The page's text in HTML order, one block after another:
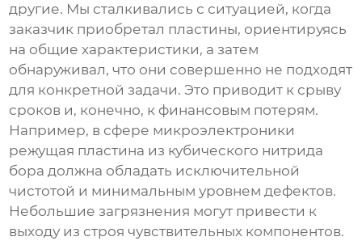
другие. Мы сталкивались с ситуацией, когда
заказчик приобретал пластины, ориентируясь
на общие характеристики, а затем
обнаруживал, что они совершенно не подходят
для конкретной задачи. Это приводит к срыву
сроков и, конечно, к финансовым потерям.
Например, в сфере микроэлектроники
режущая пластина из кубического нитрида
бора должна обладать исключительной
чистотой и минимальным уровнем дефектов.
Небольшие загрязнения могут привести к
выходу из строя чувствительных компонентов.